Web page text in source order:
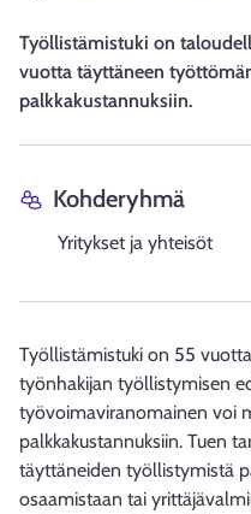
Työllistämistuki on
vuotta täyttäneen
palkkakustannuksiin.
Kohderyhmä
Yritykset ja yhteisöt
Työllistämistuki on 55
työnhakijan työllistymisen
työvoimaviranomainen voi
palkkakustannuksiin. Tuen
täyttäneiden työllistymistä
osaamistaan tai